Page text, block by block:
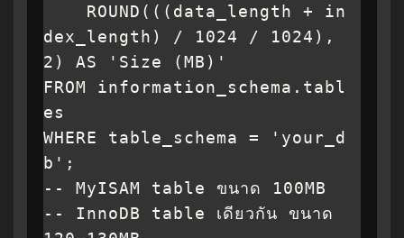
dex_length) / 1024 / 1024),
2) AS 'Size (MB)'
FROM information_schema.tabl
es
WHERE table_schema = 'your_d
b';
-- MyISAM table ขนาด 100MB
-- InnoDB table เดียวกัน ขนาด